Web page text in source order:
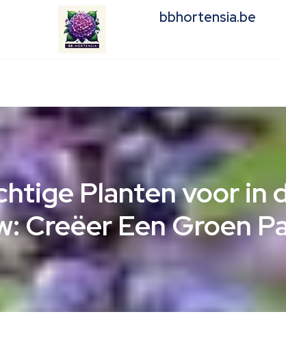
bbhortensia.be
Planten voor in
Creëer Een Groen